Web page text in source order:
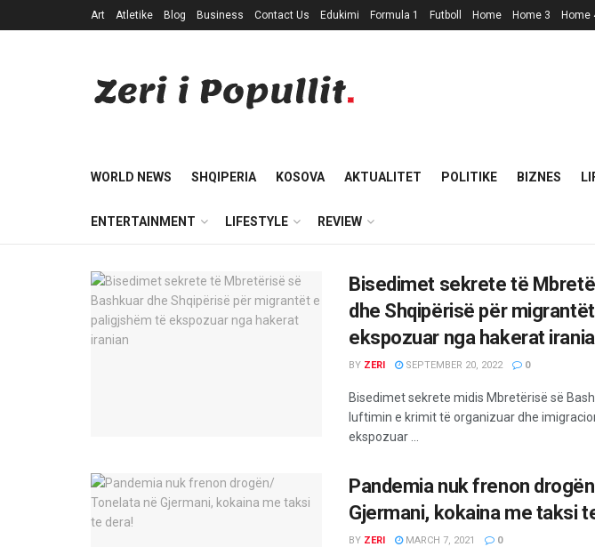
Art Atletike Blog Business Contact Us Edukimi Formula 1 Futboll Home Home 3 Home
WORLD NEWS SHQIPERIA KOSOVA AKTUALITET POLITIKE BIZNES
ENTERTAINMENT LIFESTYLE REVIEW
Bisedimet sekrete të
dhe Shqipërisë për
ekspozuar nga hakerat
BY ZERI SEPTEMBER 20, 2022 0
Bisedimet sekrete midis Mbretërisë së
luftimin e krimit të organizuar dhe
ekspozuar ...
Pandemia nuk frenon
Gjermani, kokaina me taksi
BY ZERI MARCH 7, 2021 0